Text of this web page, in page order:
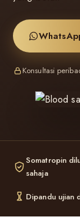
Konsultasi
Somatropin
sahaja
Dipandu ujian